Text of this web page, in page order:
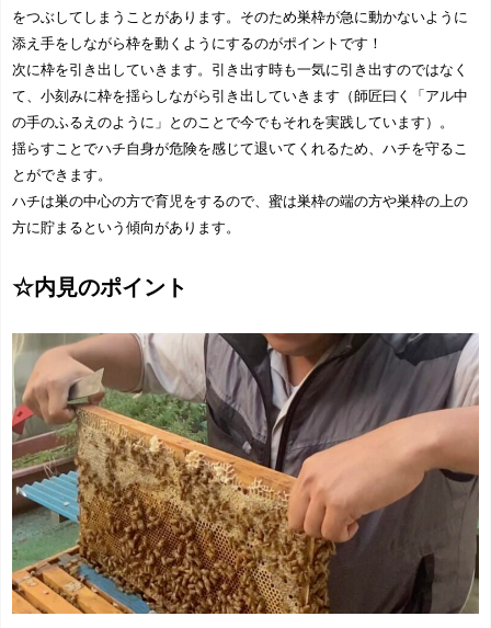
をつぶしてしまうことがあります。そのため巣枠が急に動かないように
添え手をしながら枠を動くようにするのがポイントです！
次に枠を引き出していきます。引き出す時も一気に引き出すのではなく
て、小刻みに枠を揺らしながら引き出していきます（師匠曰く「アル中
の手のふるえのように」とのことで今でもそれを実践しています）。
揺らすことでハチ自身が危険を感じて退いてくれるため、ハチを守るこ
とができます。
ハチは巣の中心の方で育児をするので、蜜は巣枠の端の方や巣枠の上の
方に貯まるという傾向があります。
☆内見のポイント